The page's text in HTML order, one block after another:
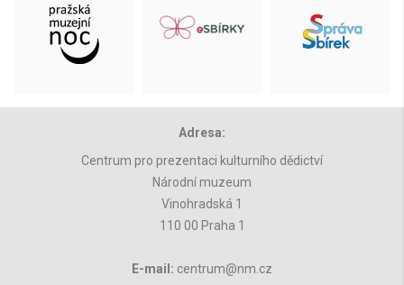
Adresa:
Centrum pro prezentaci kulturního dědictví
Národní muzeum
Vinohradská 1
110 00 Praha 1
E-mail: centrum@nm.cz